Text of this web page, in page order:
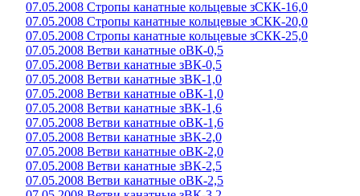
07.05.2008 Стропы канатные кольцевые зСКК-16,0
07.05.2008 Стропы канатные кольцевые зСКК-20,0
07.05.2008 Стропы канатные кольцевые зСКК-25,0
07.05.2008 Ветви канатные оВК-0,5
07.05.2008 Ветви канатные зВК-0,5
07.05.2008 Ветви канатные зВК-1,0
07.05.2008 Ветви канатные оВК-1,0
07.05.2008 Ветви канатные зВК-1,6
07.05.2008 Ветви канатные оВК-1,6
07.05.2008 Ветви канатные зВК-2,0
07.05.2008 Ветви канатные оВК-2,0
07.05.2008 Ветви канатные зВК-2,5
07.05.2008 Ветви канатные оВК-2,5